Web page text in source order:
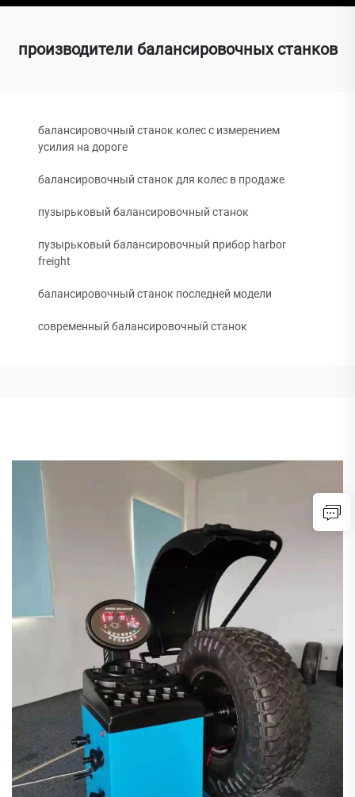
производители балансировочных станков
балансировочный станок колес с измерением
усилия на дороге
балансировочный станок для колес в продаже
пузырьковый балансировочный станок
пузырьковый балансировочный прибор harbor
freight
балансировочный станок последней модели
современный балансировочный станок